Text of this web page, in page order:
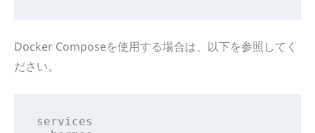
Docker Composeを使用する場合は、以下を参照してく
ださい。
services